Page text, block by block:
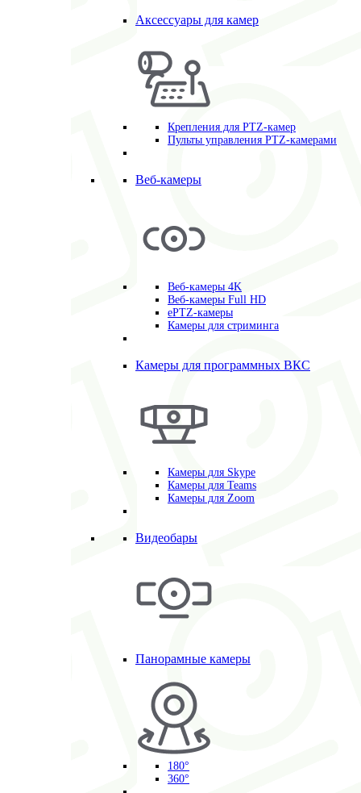
Аксессуары для камер
Крепления для PTZ-камер
Пульты управления PTZ-камерами
Веб-камеры
Веб-камеры 4K
Веб-камеры Full HD
ePTZ-камеры
Камеры для стриминга
Камеры для программных ВКС
Камеры для Skype
Камеры для Teams
Камеры для Zoom
Видеобары
Панорамные камеры
180°
360°